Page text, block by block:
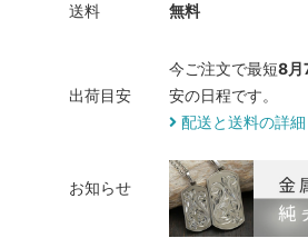
送料 無料
出荷目安
今ご注文で最短8月
安の日程です。
配送と送料の詳細
お知らせ